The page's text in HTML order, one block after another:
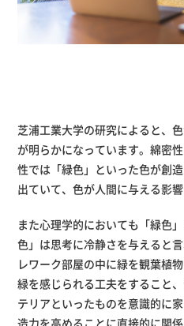
芝浦工業大学の研究によると、
が明らかになっています。綿密
性では「緑色」といった色が創
出ていて、色が人間に与える影
また心理学的においても「緑色
色」は思考に冷静さを与えると
レワーク部屋の中に緑を観葉植
緑を感じられる工夫をすること
テリアといったものを意識的に
造力を高めることに直接的に関